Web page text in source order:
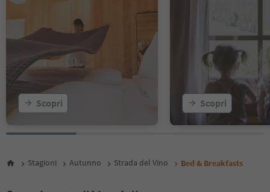
Scopri Scopri
Stagioni Autunno Strada del Vino Bed & Breakfasts